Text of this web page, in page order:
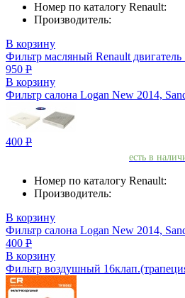
Номер по каталогу Renault:
Производитель:
В корзину
Фильтр масляный Renault двигатель
950 Р
В корзину
Фильтр салона Logan New 2014,
400 Р
есть в
Номер по каталогу Renault:
Производитель:
В корзину
Фильтр салона Logan New 2014,
400 Р
В корзину
Фильтр воздушный